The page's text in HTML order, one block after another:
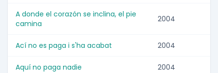
A donde el corazón se inclina, el pie
camina
2004
Ací no es paga i s'ha acabat 2004
Aquí no paga nadie 2004